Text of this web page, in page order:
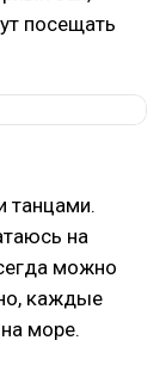
посещать
танцами.
на
можно
каждые
море.